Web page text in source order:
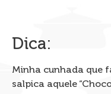
Dica:
Minha cunhada que
salpica aquele